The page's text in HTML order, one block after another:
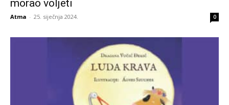
morao voljeti
Atma - 25. siječnja 2024. 0